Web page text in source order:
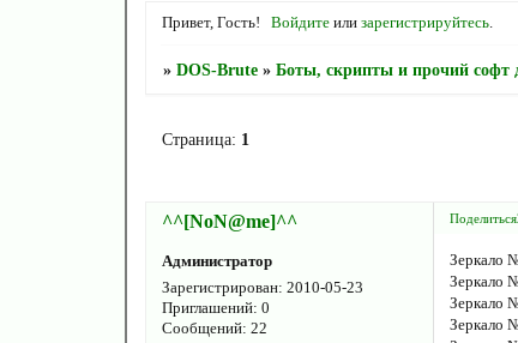
Привет, Гость! Войдитеили зарегистрируйтесь.
» DOS-Brute » Боты, скрипты и прочий софт
Страница: 1
Поделиться
^^[NoN@me]^^
Администратор
Зарегистрирован: 2010-05-23
Приглашений: 0
Сообщений: 22
Зеркало
Зеркало
Зеркало
Зеркало